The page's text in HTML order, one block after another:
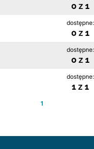
0 z 1
dostępne:
0 z 1
dostępne:
0 z 1
dostępne:
1 z 1
1